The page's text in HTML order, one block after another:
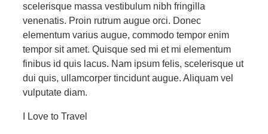
scelerisque massa vestibulum nibh fringilla
venenatis. Proin rutrum augue orci. Donec
elementum varius augue, commodo tempor enim
tempor sit amet. Quisque sed mi et mi elementum
finibus id quis lacus. Nam ipsum felis, scelerisque ut
dui quis, ullamcorper tincidunt augue. Aliquam vel
vulputate diam.
I Love to Travel